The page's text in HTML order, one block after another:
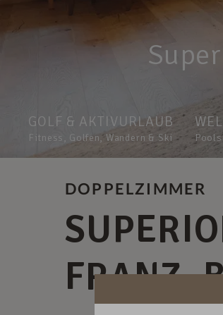
GOLF & AKTIVURLAUB
Fitness, Golfen, Wandern & Ski
DOPPELZIMMER
FRANZ.